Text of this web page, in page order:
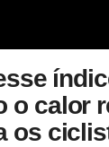
o calor
os